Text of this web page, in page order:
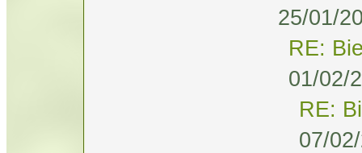
25/01/
RE:
01/02/
RE:
07/